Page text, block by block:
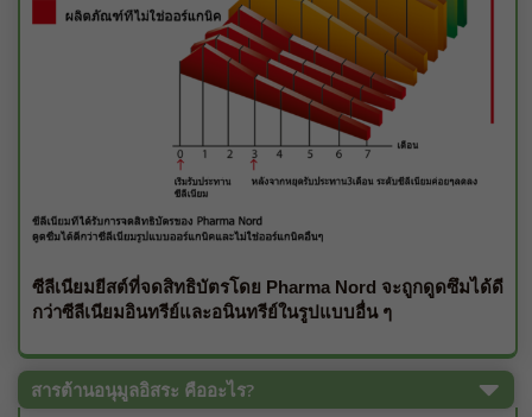
ซีลีเนียมยีสต์ที่จดสิทธิบัตรโดย Pharma Nord จะถูกดูดซึมได้ดี
กว่าซีลีเนียมอินทรีย์และอนินทรีย์ในรูปแบบอื่น ๆ
สารต้านอนุมูลอิสระ คืออะไร?